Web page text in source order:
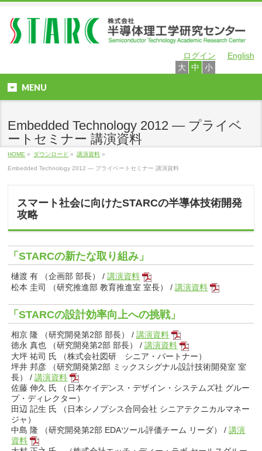
English
ログイン
小
中
大
MENU
Embedded Technology 2012 ― プライベ
ートセミナー 講演資料
HOME » ダウンロード » 講演資料 »
Embedded Technology 2012 ― プライベートセミナー 講演資料
スマート社会に向けたSTARCの半導体技術開発
攻略
「STARCの新たな取り組み」
樋渡 有 （企画部 部長） /講演資料
松本 圭司 （研究推進部 教育推進室 室長） /講演資料
「STARCの設計効率向上への挑戦」
相京 隆 （研究開発第2部 部長） /講演資料
徳永 真也 （研究開発第2部 部長） /講演資料
大坪 祐司 氏 （株式会社図研 シニア・パートナー）
坪井 邦彦 （研究開発第2部 ミックスシグナル設計技術開発室 室
長） /講演資料
佐藤 伸久 氏 （日本ケイデンス・デザイン・システムズ社 グルー
プ・ディレクター）
田辺 記生 氏 （日本シノプシス合同会社 シニアテクニカルマネー
ジャ）
中島 隆 （研究開発第2部 EDAツール評価チーム リーダ） /講演
資料